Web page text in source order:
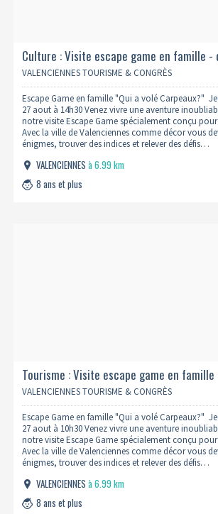
Culture : Visite escape game en famille -
carpeaux ? - 14h30
VALENCIENNES TOURISME & CONGRÈS
Escape Game en famille "Qui a volé Carpeaux?"
27 aout à 14h30 Venez vivre une aventure
notre visite Escape Game spécialement conçu
Avec la ville de Valenciennes comme décor vous
énigmes, trouver des indices et relever des défis…
VALENCIENNESà 6.99 km
8 ans et plus
Tourisme : Visite escape game en
carpeaux ? - 10h30
VALENCIENNES TOURISME & CONGRÈS
Escape Game en famille "Qui a volé Carpeaux?"
27 aout à 10h30 Venez vivre une aventure
notre visite Escape Game spécialement conçu
Avec la ville de Valenciennes comme décor vous
énigmes, trouver des indices et relever des défis…
VALENCIENNESà 6.99 km
8 ans et plus